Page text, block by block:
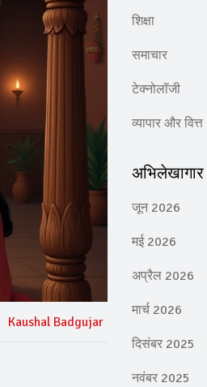
Kaushal Badgujar
शिक्षा
समाचार
टेक्नोलॉजी
व्यापार और वित्त
अभिलेखागार
जून 2026
मई 2026
अप्रैल 2026
मार्च 2026
दिसंबर 2025
नवंबर 2025